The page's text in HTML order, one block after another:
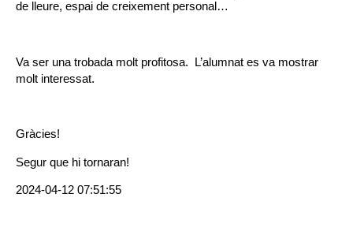
de lleure, espai de creixement personal…
Va ser una trobada molt profitosa. L’alumnat es va mostrar
molt interessat.
Gràcies!
Segur que hi tornaran!
2024-04-12 07:51:55